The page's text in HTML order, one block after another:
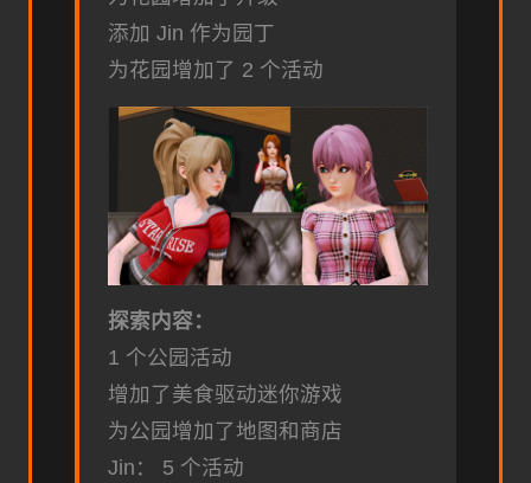
添加 Jin 作为园丁
为花园增加了 2 个活动
探索内容：
1 个公园活动
增加了美食驱动迷你游戏
为公园增加了地图和商店
Jin： 5 个活动